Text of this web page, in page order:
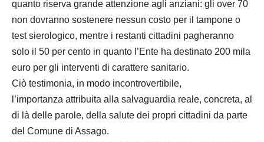
quanto riserva grande attenzione agli anziani: gli over 70
non dovranno sostenere nessun costo per il tampone o
test sierologico, mentre i restanti cittadini pagheranno
solo il 50 per cento in quanto l’Ente ha destinato 200 mila
euro per gli interventi di carattere sanitario.
Ciò testimonia, in modo incontrovertibile,
l’importanza attribuita alla salvaguardia reale, concreta, al
di là delle parole, della salute dei propri cittadini da parte
del Comune di Assago.